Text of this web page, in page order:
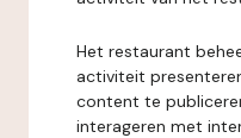
Het restaurant
activiteit
content te
interageren met